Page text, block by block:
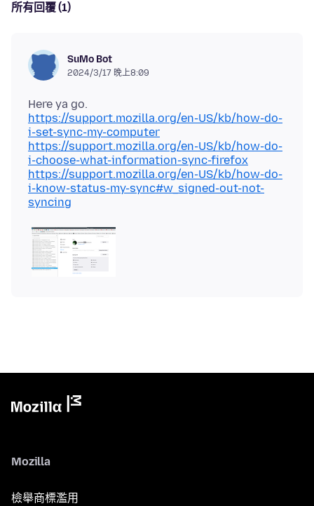
所有回覆 (1)
SuMo Bot
2024/3/17 晚上8:09
https://support.mozilla.org/en-US/kb/how-do-
i-set-sync-my-computer
https://support.mozilla.org/en-US/kb/how-do-
i-choose-what-information-sync-firefox
https://support.mozilla.org/en-US/kb/how-do-
i-know-status-my-sync#w_signed-out-not-
syncing
Mozilla
檢舉商標濫用